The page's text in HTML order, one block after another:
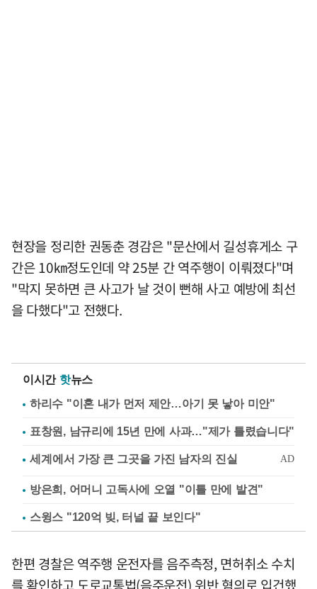
현장을 정리한 권동춘 경감은 "문산에서 길성휴게소 구
간은 10㎞정도인데 약 25분 간 역주행이 이뤄졌다"며
"막지 못하면 큰 사고가 날 것이 뻔해 사고 예방에 최선
을 다했다"고 전했다.
이시간 핫뉴스
하리수 "이혼 내가 먼저 제안…아기 못 낳아 미안"
표창원, 남규리에 15년 만에 사과…"제가 틀렸습니다"
방은희, 어머니 고독사에 오열 "이틀 만에 발견"
스윙스 "120억 빚, 터널 끝 보인다"
한편 경찰은 역주행 운전자를 음주측정, 면허취소 수치
를 확인하고 도로교통법(음주운전) 위반 혐의로 입건했